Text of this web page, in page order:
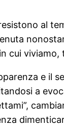
al
cui
e il
a